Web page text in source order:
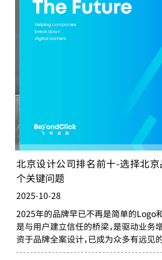
北京设计公司排名前十-选择北
个关键问题
2025-10-28
2025年的品牌早已不再是简单的Logo和
是与用户建立信任的桥梁，是驱动业务
资于品牌全案设计，已成为众多有远见
到一家合适的、能真正理解并赋能业务